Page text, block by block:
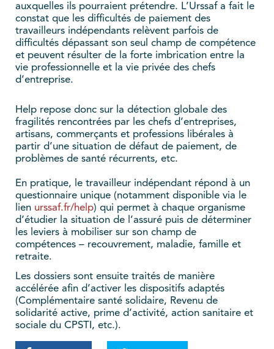
auxquelles ils pourraient prétendre. L’Urssaf a fait le
constat que les difficultés de paiement des
travailleurs indépendants relèvent parfois de
difficultés dépassant son seul champ de compétence
et peuvent résulter de la forte imbrication entre la
vie professionnelle et la vie privée des chefs
d’entreprise.
Help repose donc sur la détection globale des
fragilités rencontrées par les chefs d’entreprises,
artisans, commerçants et professions libérales à
partir d’une situation de défaut de paiement, de
problèmes de santé récurrents, etc.
En pratique, le travailleur indépendant répond à un
questionnaire unique (notamment disponible via le
lien urssaf.fr/help) qui permet à chaque organisme
d’étudier la situation de l’assuré puis de déterminer
les leviers à mobiliser sur son champ de
compétences – recouvrement, maladie, famille et
retraite.
Les dossiers sont ensuite traités de manière
accélérée afin d’activer les dispositifs adaptés
(Complémentaire santé solidaire, Revenu de
solidarité active, prime d’activité, action sanitaire et
sociale du CPSTI, etc.).